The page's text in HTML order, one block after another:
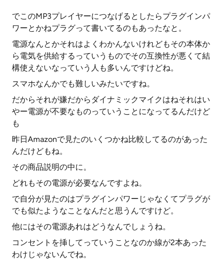
でこのMP3プレイヤーにつなげるとしたらプラグインパ
ワーとかねプラグって書いてるのもあったなと。
電源なんとかそれはよくわかんないけれどもその本体か
ら電気を供給するっていうものでその互換性が悪くて結
構使えないなっていう人も多いんですけどね。
スマホなんかでも難しいみたいですね。
だからそれが嫌だからダイナミックマイクはねそれはい
やー電源が不要なものっていうことになってるんだけど
も
昨日Amazonで見たのいくつかね比較してるのがあった
んだけどもね。
その商品説明の中に。
どれもその電源が必要なんですよね。
で自分が見たのはプラグインパワーじゃなくてプラグが
でも似たようなことなんだと思うんですけど。
他にはその電源あれはどうなんでしょうね。
コンセントを挿してっていうことなのか線が2本あった
わけじゃないんでね。